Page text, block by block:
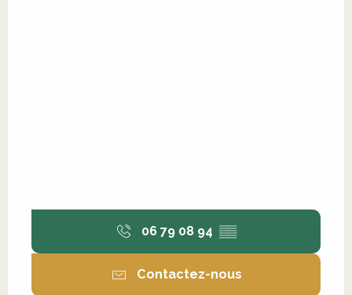
06 79 08 94 ▒▒
Contactez-nous